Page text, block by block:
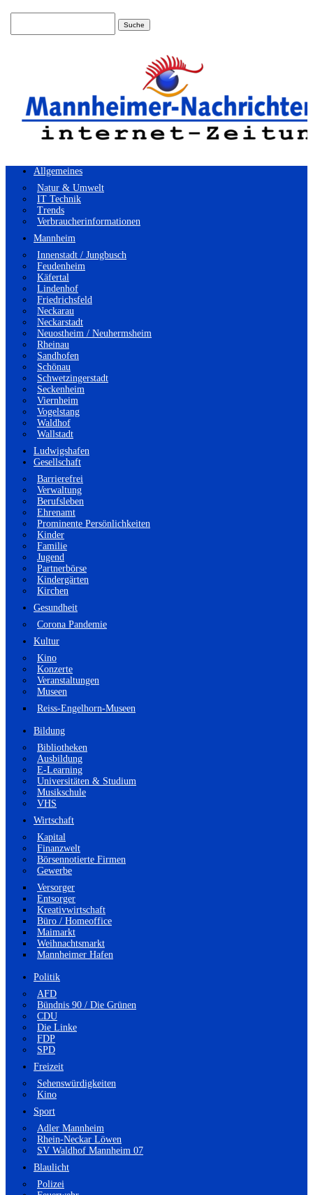
Allgemeines
Natur & Umwelt
IT Technik
Trends
Verbraucherinformationen
Mannheim
Innenstadt / Jungbusch
Feudenheim
Käfertal
Lindenhof
Friedrichsfeld
Neckarau
Neckarstadt
Neuostheim / Neuhermsheim
Rheinau
Sandhofen
Schönau
Schwetzingerstadt
Seckenheim
Viernheim
Vogelstang
Waldhof
Wallstadt
Ludwigshafen
Gesellschaft
Barrierefrei
Verwaltung
Berufsleben
Ehrenamt
Prominente Persönlichkeiten
Kinder
Familie
Jugend
Partnerbörse
Kindergärten
Kirchen
Gesundheit
Corona Pandemie
Kultur
Kino
Konzerte
Veranstaltungen
Museen
Reiss-Engelhorn-Museen
Bildung
Bibliotheken
Ausbildung
E-Learning
Universitäten & Studium
Musikschule
VHS
Wirtschaft
Kapital
Finanzwelt
Börsennotierte Firmen
Gewerbe
Versorger
Entsorger
Kreativwirtschaft
Büro / Homeoffice
Maimarkt
Weihnachtsmarkt
Mannheimer Hafen
Politik
AFD
Bündnis 90 / Die Grünen
CDU
Die Linke
FDP
SPD
Freizeit
Sehenswürdigkeiten
Kino
Sport
Adler Mannheim
Rhein-Neckar Löwen
SV Waldhof Mannheim 07
Blaulicht
Polizei